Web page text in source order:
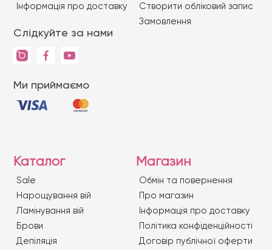
Iнформація про доставку
Слідкуйте за нами
Ми приймаємо
Створити обліковий запис
Замовлення
Каталог
Sale
Нарощування вій
Ламінування вій
Брови
Депіляція
Магазин
Обмін та повернення
Про магазин
Iнформація про доставку
Політика конфіденційності
Договір публічної оферти